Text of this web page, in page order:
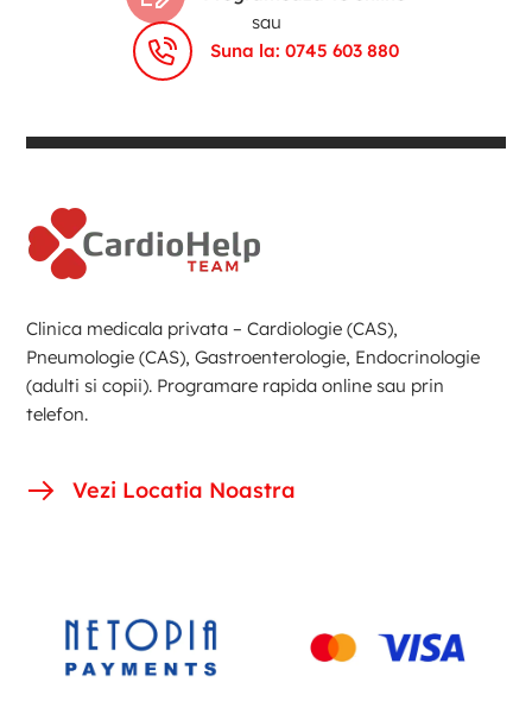
sau
Suna la: 0745 603 880
Clinica medicala privata – Cardiologie (CAS),
Pneumologie (CAS), Gastroenterologie, Endocrinologie
(adulti si copii). Programare rapida online sau prin
telefon.
Vezi Locatia Noastra